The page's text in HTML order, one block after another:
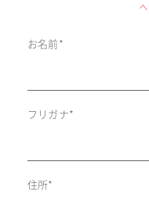
お名前*
フリガナ*
住所*